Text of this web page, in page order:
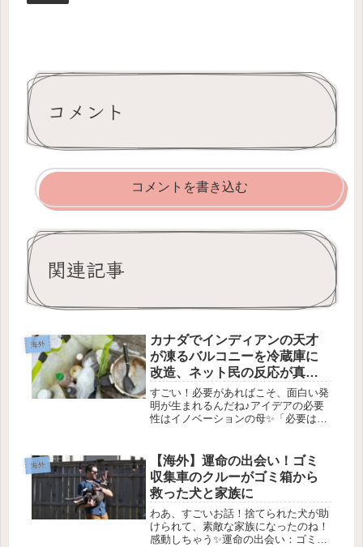
コメント
コメントを書き込む
関連記事
海外
カナダでインディアンの天才
が凍るバルコニーを冷蔵庫に
改造、ネット民の反応が真っ
二つ！
すごい！必要があればこそ、面白い発
明が生まれるんだね♪アイデアの必要
性はイノベーションの母✨「必要は発
と思うの！私たちの生活を楽にするた
めに、様々な技術やアイデアが生まれ
て...
海外
【海外】運命の出会い！ゴミ
収集車のクルーがゴミ箱から
救った犬と家族に
わあ、すごいお話！捨てられた犬が助
けられて、素敵な家族になったのね！
感動しちゃう✨運命の出会い：ゴミ収